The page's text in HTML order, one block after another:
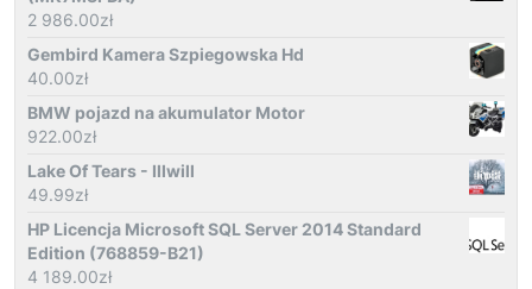
2 986.00zł
Gembird Kamera Szpiegowska Hd
40.00zł
BMW pojazd na akumulator Motor
922.00zł
Lake Of Tears - Illwill
49.99zł
HP Licencja Microsoft SQL Server 2014 Standard
Edition (768859-B21)
4 189.00zł